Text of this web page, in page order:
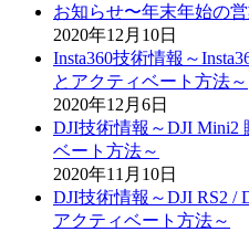
お知らせ〜年末年始の
2020年12月10日
Insta360技術情報～
とアクティベート方法～
2020年12月6日
DJI技術情報～DJI Mini2
ベート方法～
2020年11月10日
DJI技術情報～DJI RS2 /
アクティベート方法～